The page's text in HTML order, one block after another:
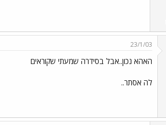
23/1/03
האהא נכון..אבל בסידרה שמעתי שקוראים
לה אסתר..